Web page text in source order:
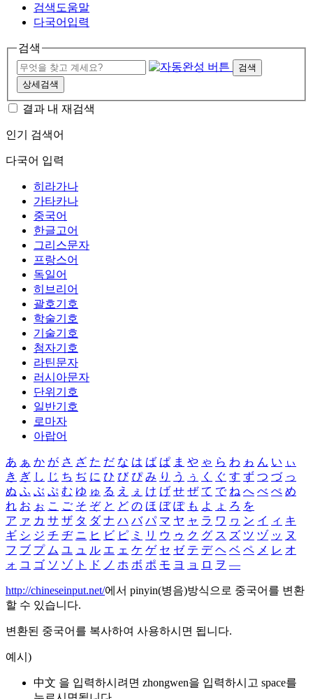
검색도움말
다국어입력
검색
검색
상세검색
결과 내 재검색
인기 검색어
다국어 입력
히라가나
가타카나
중국어
한글고어
그리스문자
프랑스어
독일어
히브리어
괄호기호
학술기호
기술기호
첨자기호
라틴문자
러시아문자
단위기호
일반기호
로마자
아랍어
あ ぁ か が さ ざ た だ な は ば ぱ ま や ゃ ら わ ゎ ん い ぃ
き ぎ し じ ち ぢ に ひ び ぴ み り う ぅ く ぐ す ず つ づ っ
ぬ ふ ぶ ぷ む ゆ ゅ る え ぇ け げ せ ぜ て で ね へ べ ぺ め
れ お ぉ こ ご そ ぞ と ど の ほ ぼ ぽ も よ ょ ろ を
ア ァ カ サ ザ タ ダ ナ ハ バ パ マ ヤ ャ ラ ワ ヮ ン イ ィ キ
ギ シ ジ チ ヂ ニ ヒ ビ ピ ミ リ ウ ゥ ク グ ス ズ ツ ヅ ッ ヌ
フ ブ プ ム ユ ュ ル エ ェ ケ ゲ セ ゼ テ デ ヘ ベ ペ メ レ オ
ォ コ ゴ ソ ゾ ト ド ノ ホ ボ ポ モ ヨ ョ ロ ヲ ―
http://chineseinput.net/에서 pinyin(병음)방식으로 중국어를 변환
할 수 있습니다.
변환된 중국어를 복사하여 사용하시면 됩니다.
예시)
中文 을 입력하시려면 zhongwen을 입력하시고 space를